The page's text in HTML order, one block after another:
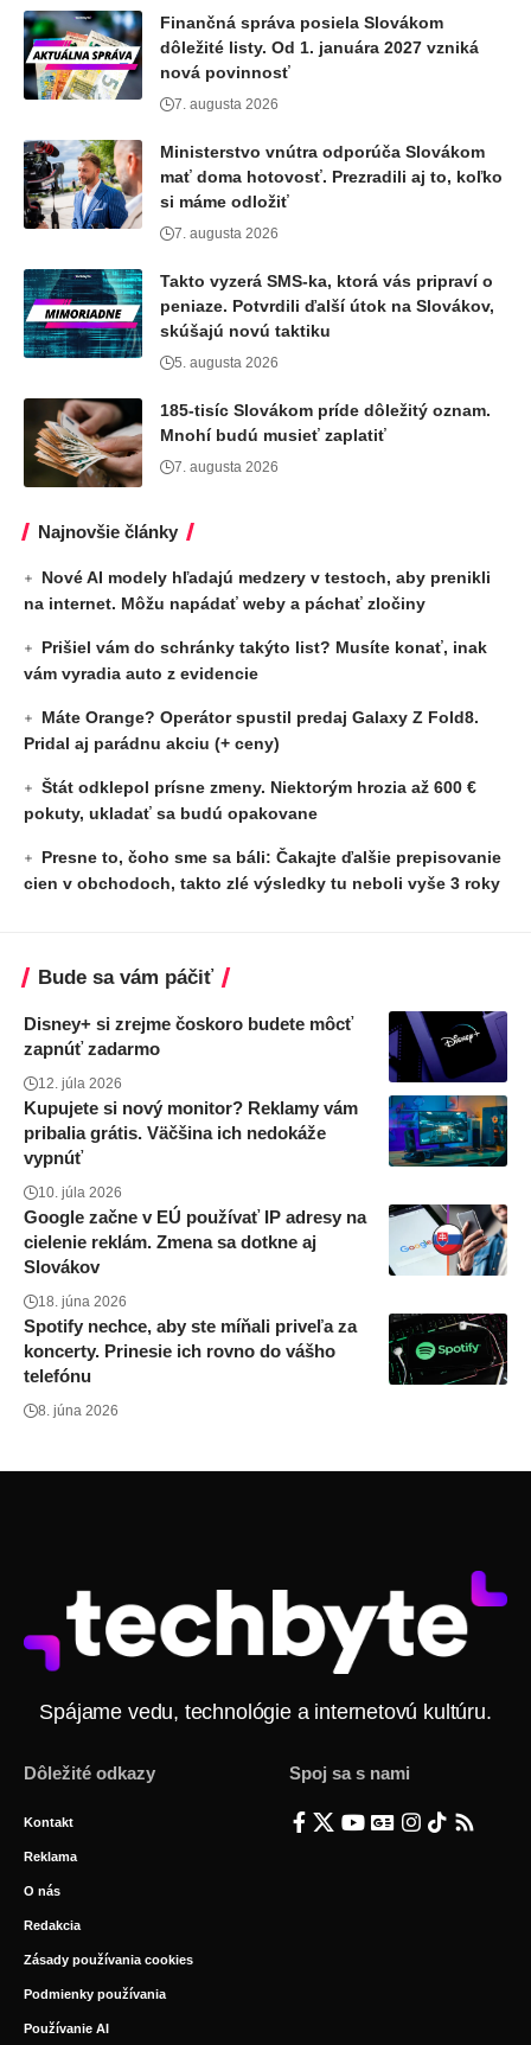
Finančná správa posiela Slovákom
dôležité listy. Od 1. januára 2027 vzniká
nová povinnosť
7. augusta 2026
Ministerstvo vnútra odporúča Slovákom
mať doma hotovosť. Prezradili aj to, koľko
si máme odložiť
7. augusta 2026
Takto vyzerá SMS-ka, ktorá vás pripraví o
peniaze. Potvrdili ďalší útok na Slovákov,
skúšajú novú taktiku
5. augusta 2026
185-tisíc Slovákom príde dôležitý oznam.
Mnohí budú musieť zaplatiť
7. augusta 2026
Najnovšie články
Nové AI modely hľadajú medzery v testoch, aby prenikli
na internet. Môžu napádať weby a páchať zločiny
Prišiel vám do schránky takýto list? Musíte konať, inak
vám vyradia auto z evidencie
Máte Orange? Operátor spustil predaj Galaxy Z Fold8.
Pridal aj parádnu akciu (+ ceny)
Štát odklepol prísne zmeny. Niektorým hrozia až 600 €
pokuty, ukladať sa budú opakovane
Presne to, čoho sme sa báli: Čakajte ďalšie prepisovanie
cien v obchodoch, takto zlé výsledky tu neboli vyše 3 roky
Bude sa vám páčiť
Disney+ si zrejme čoskoro budete môcť
zapnúť zadarmo
12. júla 2026
Kupujete si nový monitor? Reklamy vám
pribalia grátis. Väčšina ich nedokáže
vypnúť
10. júla 2026
Google začne v EÚ používať IP adresy na
cielenie reklám. Zmena sa dotkne aj
Slovákov
18. júna 2026
Spotify nechce, aby ste míňali priveľa za
koncerty. Prinesie ich rovno do vášho
telefónu
8. júna 2026
Spájame vedu, technológie a internetovú kultúru.
Dôležité odkazy
Kontakt
Reklama
O nás
Redakcia
Zásady používania cookies
Podmienky používania
Používanie AI
Spoj sa s nami